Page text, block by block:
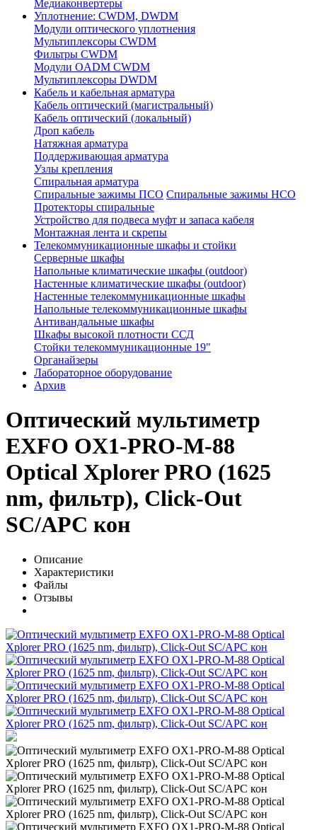
Медиаконвертеры
Уплотнение: CWDM, DWDM
Модули оптического уплотнения
Мультиплексоры CWDM
Фильтры CWDM
Модули OADM CWDM
Мультиплексоры DWDM
Кабель и кабельная арматура
Кабель оптический (магистральный)
Кабель оптический (локальный)
Дроп кабель
Натяжная арматура
Поддерживающая арматура
Узлы крепления
Спиральная арматура
Спиральные зажимы ПСО Спиральные зажимы НСО
Протекторы спиральные
Устройство для подвеса муфт и запаса кабеля
Монтажная лента и скрепы
Телекоммуникационные шкафы и стойки
Серверные шкафы
Напольные климатические шкафы (outdoor)
Настенные климатические шкафы (outdoor)
Настенные телекоммуникационные шкафы
Напольные телекоммуникационные шкафы
Антивандальные шкафы
Шкафы высокой плотности ССД
Стойки телекоммуникационные 19"
Органайзеры
Лабораторное оборудование
Архив
Оптический мультиметр
EXFO OX1-PRO-M-88
Optical Xplorer PRO (1625
nm, фильтр), Click-Out
SC/APC кон
Описание
Характеристики
Файлы
Отзывы